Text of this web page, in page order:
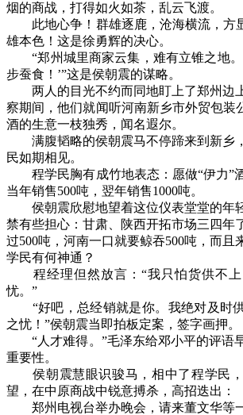
烟的商战，打得如火如茶，乱云飞渡。
此地心争！群雄逐鹿，沧海横流，方
雄本色！这是徐勇辉的决心。
“郑州城里商家云集，难有立锥之地。
步蚕食！’”这是侯朝震的谋略。
两人的目光不约而同地盯上了郑州边
察期间，他们就闻听河南新乡市外贸包装
酒的生意一枝独秀，闻名遐尔。
满腹韬略的侯朝震马不停蹄来到新乡
民如期相见。
程学民胸有成竹地表态：愿做“伊力”
当年销售500吨，翌年销售1000吨。
侯朝震欣慰地望着这位仪表堂堂的年
禁有些担心：甘肃、陕西开拓市场三四年
过500吨，河南一口就要鲸吞500吨，而且
学民有何神通？
程经理但然放言：“我只怕货供不上
忧。”
“好吧，总经销就是你。我绝对及时
之忧！”侯朝震当即拍板定案，签字画押。
“人才难得。”毛泽东给邓小平的评语
重要性。
侯朝震慧眼识骏马，相中了程学民，
望，在中原商战中锐意搏杀，高招迭出：
郑州电视台举办晚会，请来董文华等